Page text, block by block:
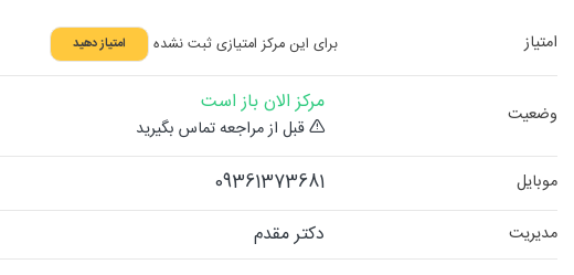
امتیاز برای این مرکز امتیازی ثبت نشده امتیاز دهید
وضعیت مرکز الان باز است
قبل از مراجعه تماس بگیرید
موبایل
09361373681
مدیریت دکتر مقدم